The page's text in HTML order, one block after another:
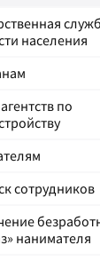
населения
по
сотрудников
нанимателя